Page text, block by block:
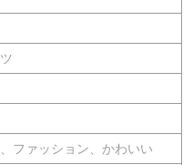
ファッション、かわいい